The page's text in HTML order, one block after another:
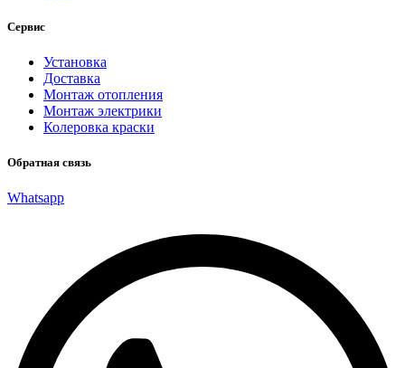
Сервис
Установка
Доставка
Монтаж отопления
Монтаж электрики
Колеровка краски
Обратная связь
Whatsapp